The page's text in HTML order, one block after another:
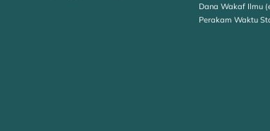
Dana Wakaf Ilmu
Perakam Waktu